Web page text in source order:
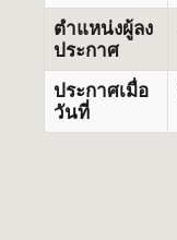
ตำแหน่งผู้ลง
ประกาศ
ประกาศเมื่อ
วันที่